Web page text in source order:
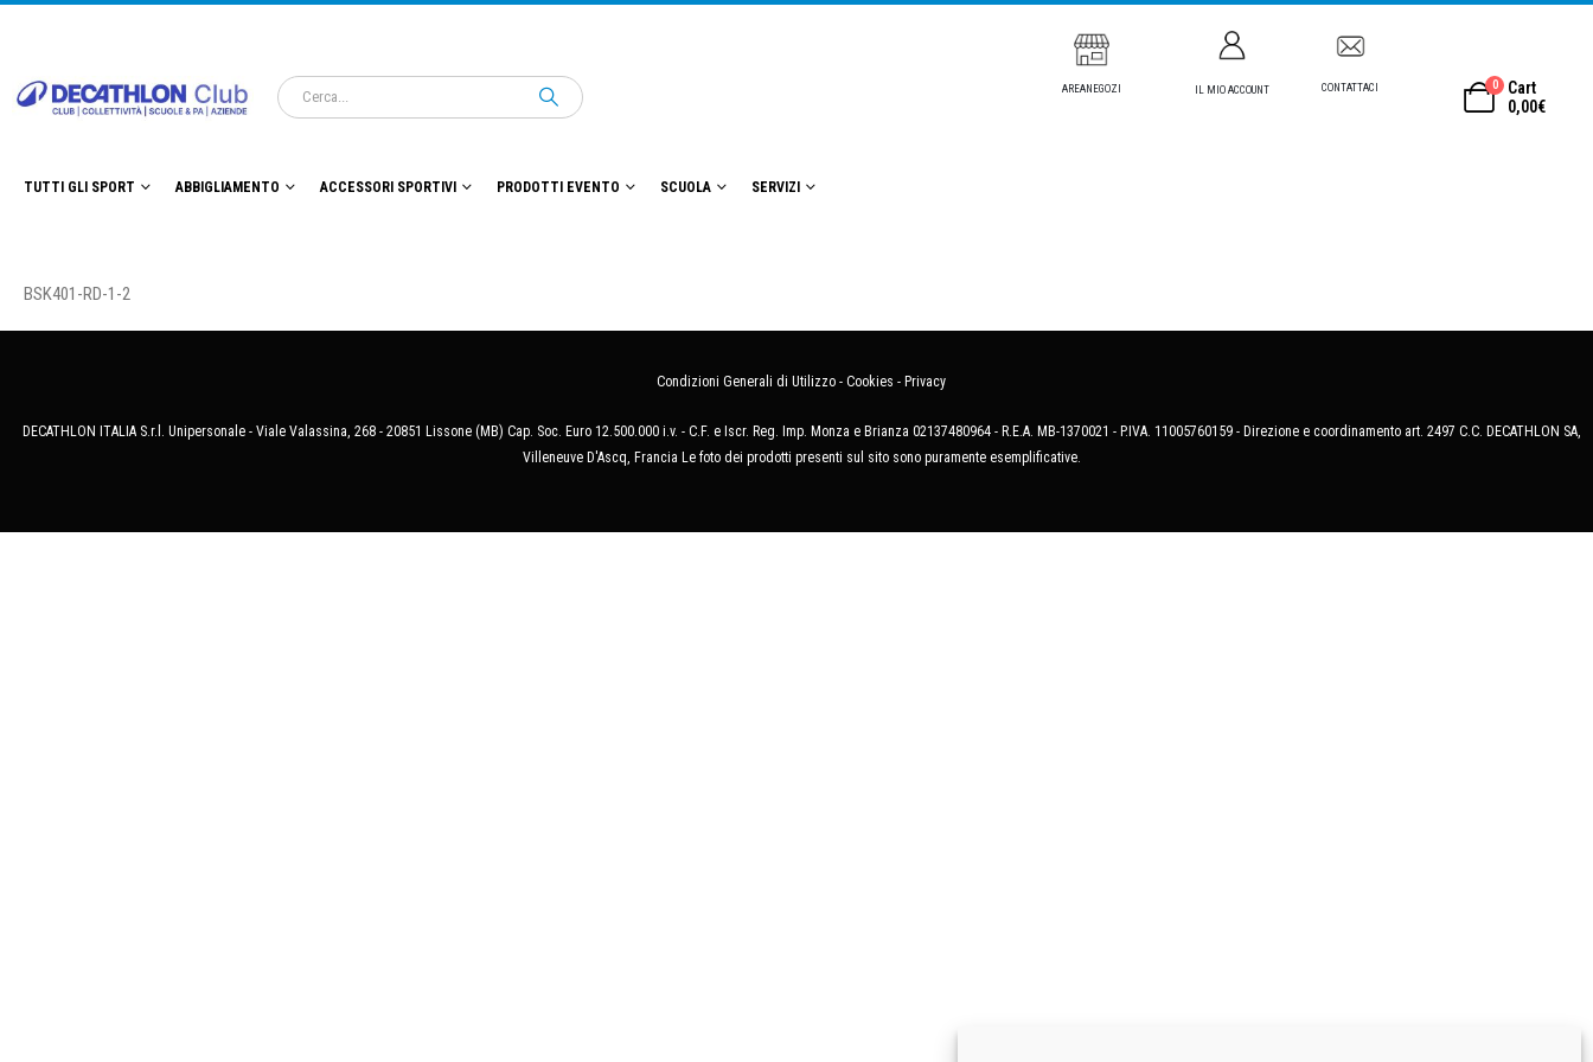
AREANEGOZI IL MIO ACCOUNT CONTATTACI 0
Cart
0,00€
TUTTI GLI SPORT ABBIGLIAMENTO ACCESSORI SPORTIVI PRODOTTI EVENTO SCUOLA SERVIZI
BSK401-RD-1-2
Condizioni Generali di Utilizzo - Cookies - Privacy
DECATHLON ITALIA S.r.l. Unipersonale - Viale Valassina, 268 - 20851 Lissone (MB) Cap. Soc. Euro 12.500.000 i.v. - C.F. e Iscr. Reg. Imp. Monza e Brianza 02137480964 - R.E.A. MB-1370021 - P.IVA. 11005760159 - Direzione e coordinamento art. 2497 C.C. DECATHLON SA,
Villeneuve D'Ascq, Francia Le foto dei prodotti presenti sul sito sono puramente esemplificative.